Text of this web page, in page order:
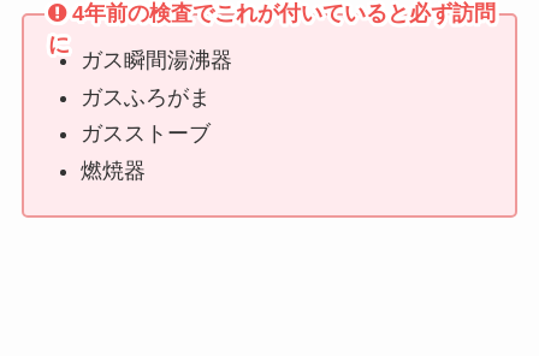
4年前の検査でこれが付いていると必ず訪問
に
ガス瞬間湯沸器
ガスふろがま
ガスストーブ
燃焼器